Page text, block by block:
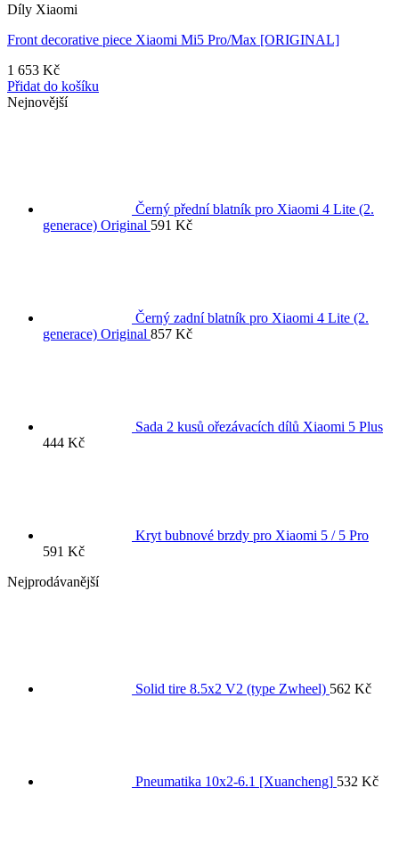
Díly Xiaomi
Front decorative piece Xiaomi Mi5 Pro/Max [ORIGINAL]
1 653 Kč
Přidat do košíku
Nejnovější
Černý přední blatník pro Xiaomi 4 Lite (2.
generace) Original 591 Kč
Černý zadní blatník pro Xiaomi 4 Lite (2.
generace) Original 857 Kč
Sada 2 kusů ořezávacích dílů Xiaomi 5 Plus
444 Kč
Kryt bubnové brzdy pro Xiaomi 5 / 5 Pro
591 Kč
Nejprodávanější
Solid tire 8.5x2 V2 (type Zwheel) 562 Kč
Pneumatika 10x2-6.1 [Xuancheng] 532 Kč